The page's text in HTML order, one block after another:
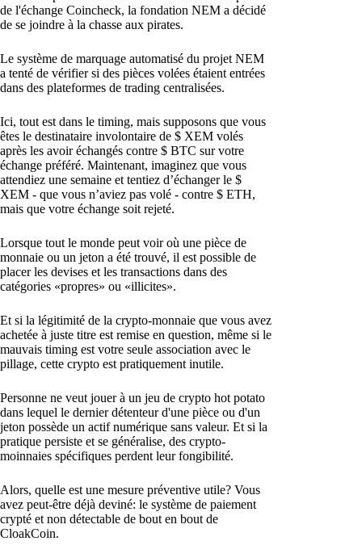
de l'échange Coincheck, la fondation NEM a décidé
de se joindre à la chasse aux pirates.
Le système de marquage automatisé du projet NEM
a tenté de vérifier si des pièces volées étaient entrées
dans des plateformes de trading centralisées.
Ici, tout est dans le timing, mais supposons que vous
êtes le destinataire involontaire de $ XEM volés
après les avoir échangés contre $ BTC sur votre
échange préféré. Maintenant, imaginez que vous
attendiez une semaine et tentiez d’échanger le $
XEM - que vous n’aviez pas volé - contre $ ETH,
mais que votre échange soit rejeté.
Lorsque tout le monde peut voir où une pièce de
monnaie ou un jeton a été trouvé, il est possible de
placer les devises et les transactions dans des
catégories «propres» ou «illicites».
Et si la légitimité de la crypto-monnaie que vous avez
achetée à juste titre est remise en question, même si le
mauvais timing est votre seule association avec le
pillage, cette crypto est pratiquement inutile.
Personne ne veut jouer à un jeu de crypto hot potato
dans lequel le dernier détenteur d'une pièce ou d'un
jeton possède un actif numérique sans valeur. Et si la
pratique persiste et se généralise, des crypto-
moinnaies spécifiques perdent leur fongibilité.
Alors, quelle est une mesure préventive utile? Vous
avez peut-être déjà deviné: le système de paiement
crypté et non détectable de bout en bout de
CloakCoin.